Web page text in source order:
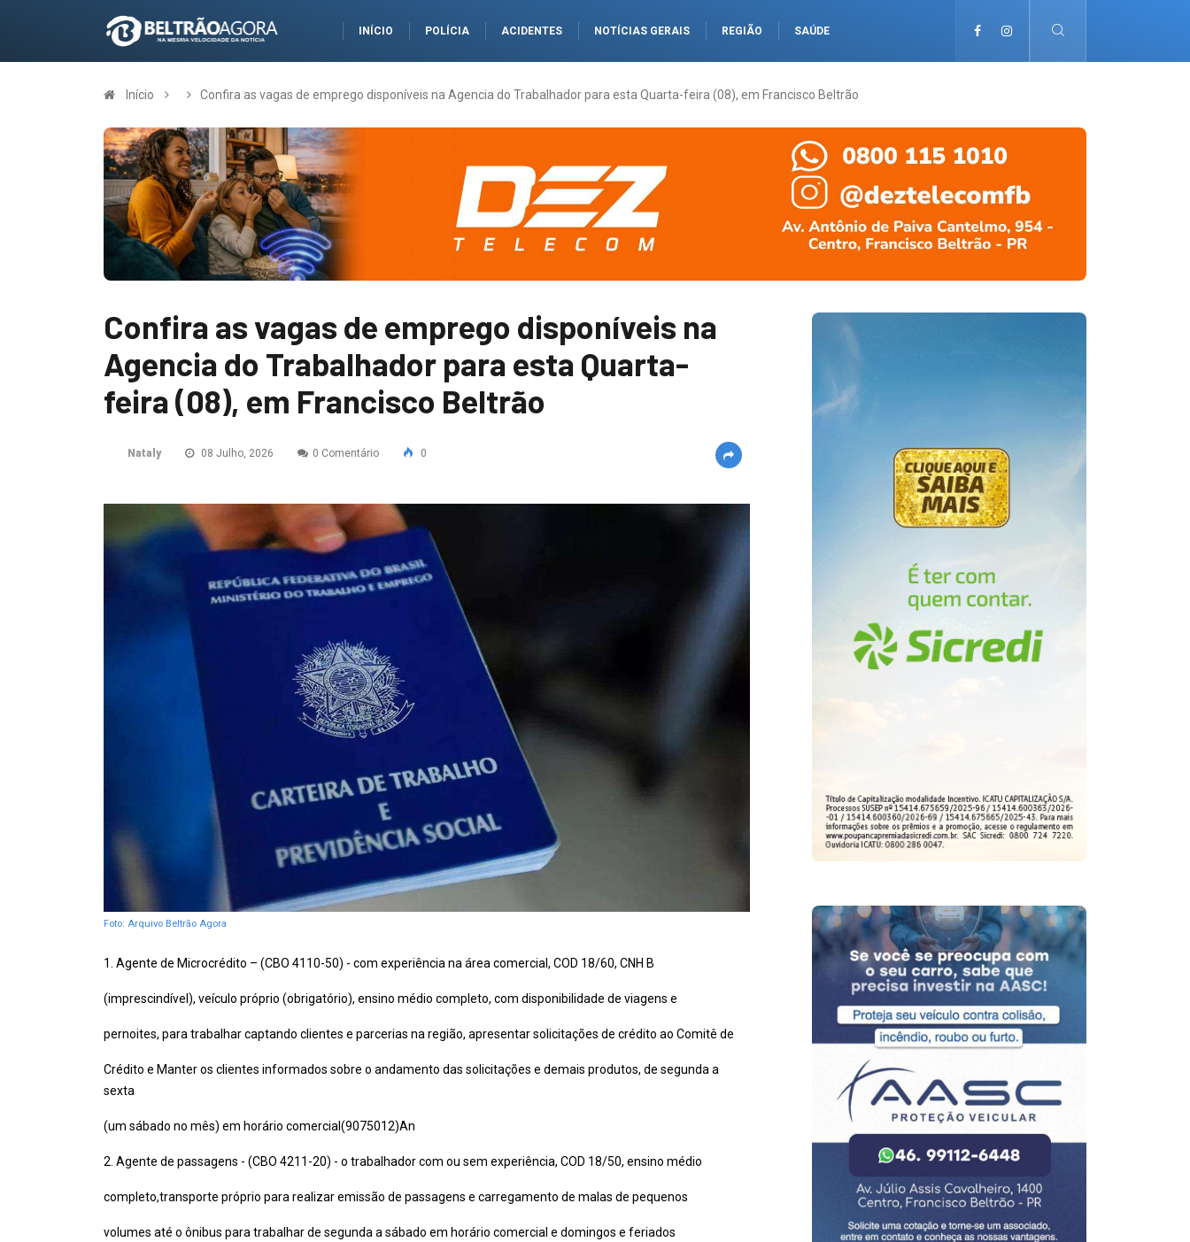
INÍCIO POLÍCIA ACIDENTES NOTÍCIAS GERAIS REGIÃO SAÚDE
Início Confira as vagas de emprego disponíveis na Agencia do Trabalhador para esta Quarta-feira (08), em Francisco Beltrão
Confira as vagas de emprego disponíveis na
Agencia do Trabalhador para esta Quarta-
feira (08), em Francisco Beltrão
Nataly 08 Julho, 2026 0 Comentário 0
Foto: Arquivo Beltrão Agora
1. Agente de Microcrédito – (CBO 4110-50) - com experiência na área comercial, COD 18/60, CNH B
(imprescindível), veículo próprio (obrigatório), ensino médio completo, com disponibilidade de viagens e
pernoites, para trabalhar captando clientes e parcerias na região, apresentar solicitações de crédito ao Comitê de
Crédito e Manter os clientes informados sobre o andamento das solicitações e demais produtos, de segunda a
sexta
(um sábado no mês) em horário comercial(9075012)An
2. Agente de passagens - (CBO 4211-20) - o trabalhador com ou sem experiência, COD 18/50, ensino médio
completo,transporte próprio para realizar emissão de passagens e carregamento de malas de pequenos
volumes até o ônibus para trabalhar de segunda a sábado em horário comercial e domingos e feriados